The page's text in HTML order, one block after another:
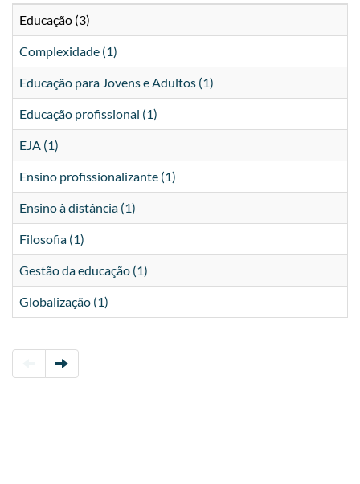
Educação (3)
Complexidade (1)
Educação para Jovens e Adultos (1)
Educação profissional (1)
EJA (1)
Ensino profissionalizante (1)
Ensino à distância (1)
Filosofia (1)
Gestão da educação (1)
Globalização (1)